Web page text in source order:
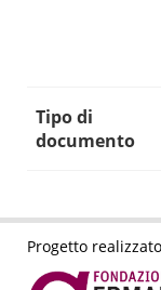
Tipo di
documento
Progetto